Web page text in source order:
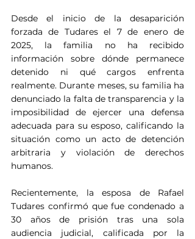
Desde el inicio de la desaparición
forzada de Tudares el 7 de enero de
2025, la familia no ha recibido
información sobre dónde permanece
detenido ni qué cargos enfrenta
realmente. Durante meses, su familia ha
denunciado la falta de transparencia y la
imposibilidad de ejercer una defensa
adecuada para su esposo, calificando la
situación como un acto de detención
arbitraria y violación de derechos
humanos.
Recientemente, la esposa de Rafael
Tudares confirmó que fue condenado a
30 años de prisión tras una sola
audiencia judicial, calificada por la